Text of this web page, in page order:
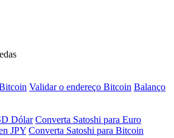
Validar o endereço Bitcoin Balanço
Dólar Converta Satoshi para Euro
JPY Converta Satoshi para Bitcoin